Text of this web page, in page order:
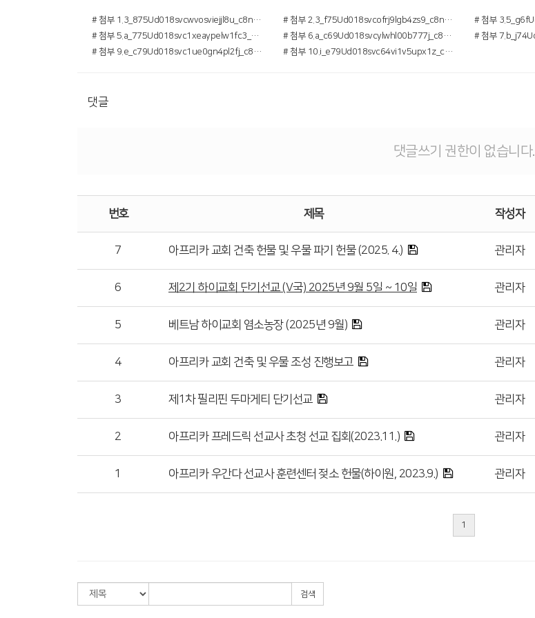
# 첨부 1.3_875Ud018svcwvosviejjl8u_c8npar.jpg # 첨부 2.3_f75Ud018svcofrj9lgb4zs9_c8npar.jpg
# 첨부 5.a_775Ud018svc1xeaypelw1fc3_c8npar.jpg
# 첨부 6.a_c69Ud018svcylwhl00b777j_c8npar.jpg
# 첨부 9.e_c79Ud018svc1ue0gn4pl2fj_c8npar.jpg
# 첨부 10.i_e79Ud018svc64vi1v5upx1z_c8npar.jpg
댓글
댓글쓰기 권한이 없습니다.
번호 제목 작성자
7 아프리카 교회 건축 헌물 및 우물 파기 헌물 (2025. 4.) 관리자
6 제2기 하이교회 단기선교 (V국) 2025년 9월 5일 ~ 10일 관리자
5 베트남 하이교회 염소농장 (2025년 9월) 관리자
4 아프리카 교회 건축 및 우물 조성 진행보고 관리자
3 제1차 필리핀 두마게티 단기선교 관리자
2 아프리카 프레드릭 선교사 초청 선교 집회(2023.11.) 관리자
1 아프리카 우간다 선교사 훈련센터 젖소 헌물(하이원, 2023.9.) 관리자
1
검색